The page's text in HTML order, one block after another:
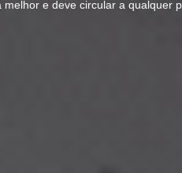
e deve circular a qualquer